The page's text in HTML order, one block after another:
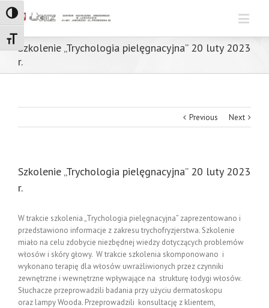
Toggle High Contrast
Toggle Font size
Szkolenie „Trychologia pielęgnacyjna” 20 luty 2023
r.
Previous Next
Szkolenie „Trychologia pielęgnacyjna” 20 luty 2023
r.
W trakcie szkolenia „Trychologia pielęgnacyjna” zaprezentowano i
przedstawiono informacje z zakresu trychofryzjerstwa. Szkolenie
miało na celu zdobycie niezbędnej wiedzy dotyczących problemów
włosów i skóry głowy. W trakcie szkolenia skomponowano i
wykonano terapię dla włosów uwrażliwionych przez czynniki
zewnętrzne i wewnętrzne wpływające na strukturę łodygi włosów.
Słuchacze przeprowadzili badania przy użyciu dermatoskopu
oraz lampy Wooda. Przeprowadzili konsultację z klientem,